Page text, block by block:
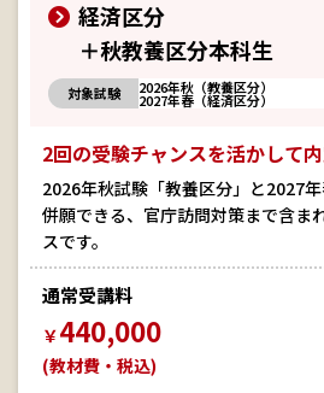
経済区分
＋秋教養区分本科生
対象試験 2026年秋（教養区分）
2027年春（経済区分）
2回の受験チャンスを活かして
2026年秋試験「教養区分」と2027
併願できる、官庁訪問対策まで含ま
スです。
通常受講料
￥440,000
(教材費・税込)